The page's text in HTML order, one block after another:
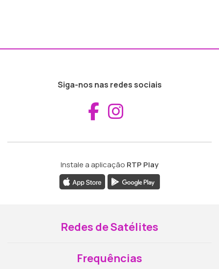
Siga-nos nas redes sociais
Aceder ao
Instale a aplicação RTP Play
Redes de Satélites
Frequências